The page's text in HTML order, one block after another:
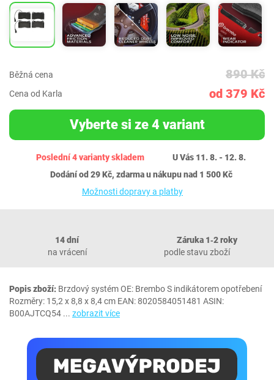
Běžná cena 890 Kč
Cena od Karla od 379 Kč
Vyberte si ze 4 variant
Poslední 4 varianty skladem
U Vás 11. 8. - 12. 8.
Dodání od 29 Kč, zdarma u nákupu nad 1 500 Kč
Možnosti dopravy a platby
14 dní
na vrácení
Záruka 1‐2 roky
podle stavu zboží
Popis zboží: Brzdový systém OE: Brembo S indikátorem opotřebení
Rozměry: 15,2 x 8,8 x 8,4 cm EAN: 8020584051481 ASIN:
B00AJTCQ54 ... zobrazit více